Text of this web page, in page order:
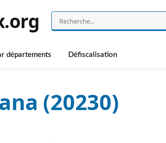
départements Défiscalisation
(20230)